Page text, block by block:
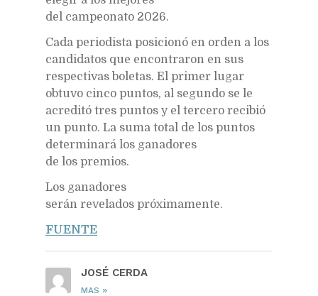
del campeonato 2026.
Cada periodista posicionó en orden a los
candidatos que encontraron en sus
respectivas boletas. El primer lugar
obtuvo cinco puntos, al segundo se le
acreditó tres puntos y el tercero recibió
un punto. La suma total de los puntos
determinará los ganadores
de los premios.
Los ganadores
serán revelados próximamente.
FUENTE
JOSÉ CERDA
MAS »